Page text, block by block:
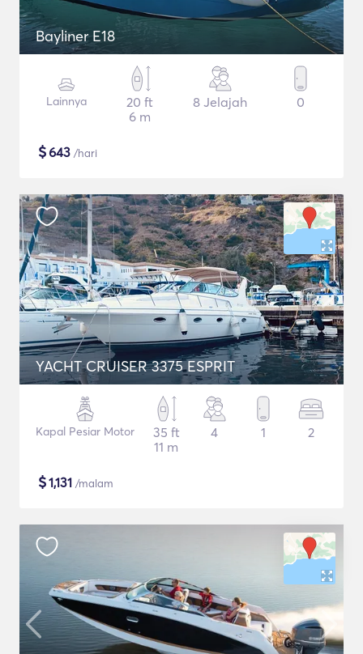
Bayliner E18
Lainnya
20 ft
6 m
8 Jelajah 0
$643 /hari
YACHT CRUISER 3375 ESPRIT
Kapal Pesiar Motor
35 ft
11 m
4 1 2
$1,131 /malam